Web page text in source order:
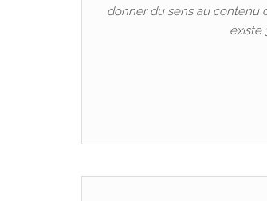
donner du sens au contenu
existe